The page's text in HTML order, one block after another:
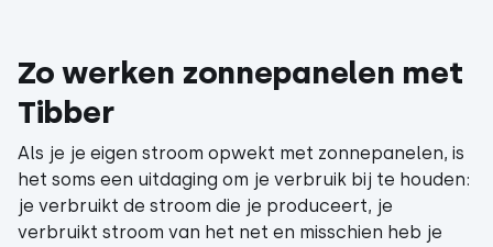
Zo werken zonnepanelen met
Tibber
Als je je eigen stroom opwekt met zonnepanelen, is
het soms een uitdaging om je verbruik bij te houden:
je verbruikt de stroom die je produceert, je
verbruikt stroom van het net en misschien heb je